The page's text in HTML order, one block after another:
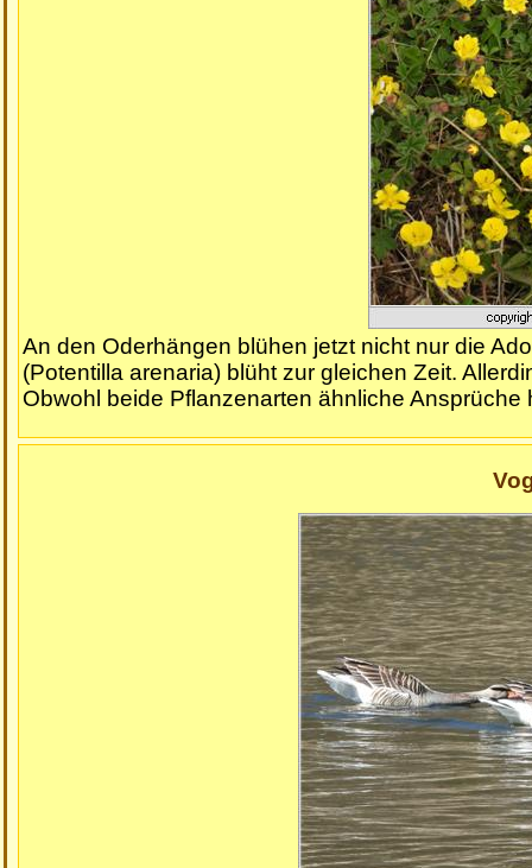
An den Oderhängen blühen jetzt nicht nur die
(Potentilla arenaria) blüht zur gleichen Zeit.
Obwohl beide Pflanzenarten ähnliche